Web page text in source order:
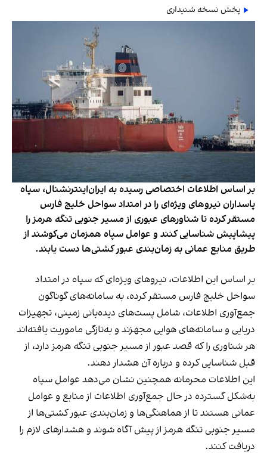
پخش نسخه شنیداری
بر اساس اطلاعات اختصاصی رسیده به ایران‌اینترنشنال، سپاه
پاسداران نیروهای ویژه‌ای را در امتداد سواحل خلیج فارس
مستقر کرده تا شناورهای عبوری از مسیر جنوبی تنگه هرمز را
پیشاپیش شناسایی کنند و عوامل سپاه همزمان می‌کوشند از
طریق منابع عمانی به زمان‌بندی عبور کشتی‌ها دست یابند.
بر اساس این اطلاعات، نیروهای ویژه‌ای که سپاه در امتداد
سواحل خلیج فارس مستقر کرده، به سامانه‌های گوناگون
جمع‌آوری اطلاعات، شامل پست‌های دیده‌بانی زمینی، تجهیزات
دریایی و سامانه‌های هوایی مجهزند و به‌تازگی ماموریت یافته‌اند
هر شناوری را که قصد عبور از مسیر جنوبی تنگه هرمز دارد، از
قبل شناسایی کرده و درباره آن هشدار دهند.
این اطلاعات محرمانه همچنین نشان می‌دهد عوامل سپاه
به‌شکل گسترده در حال جمع‌آوری اطلاعات از منابع و عوامل
عمانی هستند تا از هماهنگی‌ها و زمان‌بندی عبور کشتی‌ها از
مسیر جنوبی تنگه هرمز از پیش آگاه شوند و هشدارهای لازم را
دریافت کنند.